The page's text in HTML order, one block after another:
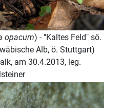
opacum) - "Kaltes Feld" sö.
Alb, ö. Stuttgart)
am 30.4.2013, leg.